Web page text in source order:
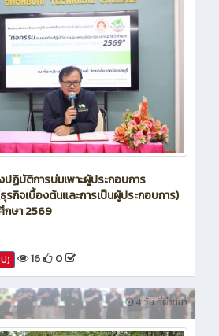
ปฏิบัติการบ่มเพาะผู้ประกอบการ
รกิจเบื้องต้นและการเป็นผู้ประกอบการ)
16 0